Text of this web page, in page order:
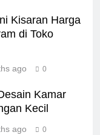
Kisaran Harga
di Toko
ago 0
Kamar
Kecil
ago 0